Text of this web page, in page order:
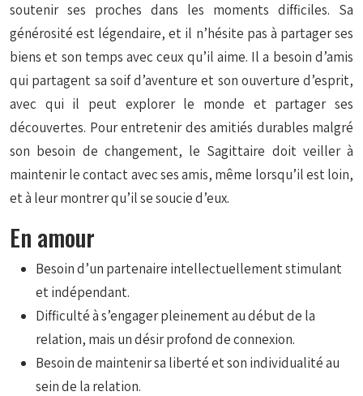
soutenir ses proches dans les moments difficiles. Sa
générosité est légendaire, et il n’hésite pas à partager ses
biens et son temps avec ceux qu’il aime. Il a besoin d’amis
qui partagent sa soif d’aventure et son ouverture d’esprit,
avec qui il peut explorer le monde et partager ses
découvertes. Pour entretenir des amitiés durables malgré
son besoin de changement, le Sagittaire doit veiller à
maintenir le contact avec ses amis, même lorsqu’il est loin,
et à leur montrer qu’il se soucie d’eux.
En amour
Besoin d’un partenaire intellectuellement stimulant
et indépendant.
Difficulté à s’engager pleinement au début de la
relation, mais un désir profond de connexion.
Besoin de maintenir sa liberté et son individualité au
sein de la relation.